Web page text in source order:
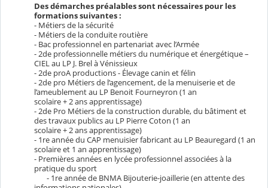
Des démarches préalables sont nécessaires pour les
formations suivantes :
- Métiers de la sécurité
- Métiers de la conduite routière
- Bac professionnel en partenariat avec l’Armée
- 2de professionnelle métiers du numérique et énergétique –
CIEL au LP J. Brel à Vénissieux
- 2de proA productions - Élevage canin et félin
- 2de pro Métiers de l’agencement, de la menuiserie et de
l’ameublement au LP Benoit Fourneyron (1 an
scolaire + 2 ans apprentissage)
- 2de Pro Métiers de la construction durable, du bâtiment et
des travaux publics au LP Pierre Coton (1 an
scolaire + 2 ans apprentissage)
- 1re année du CAP menuisier fabricant au LP Beauregard (1 an
scolaire et 1 an apprentissage)
- Premières années en lycée professionnel associées à la
pratique du sport
- 1re année de BNMA Bijouterie-joaillerie (en attente des